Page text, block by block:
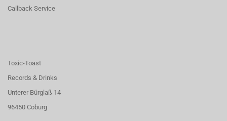
Callback Service
Toxic-Toast
Records & Drinks
Unterer Bürglaß 14
96450 Coburg